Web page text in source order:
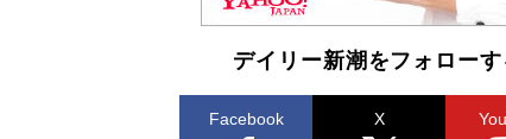
デイリー新潮をフォローす
Facebook X